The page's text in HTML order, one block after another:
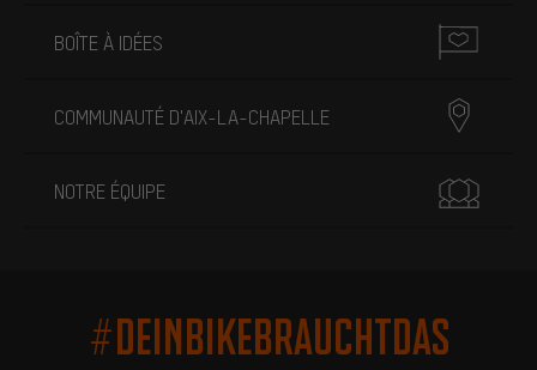
BOÎTE À IDÉES
COMMUNAUTÉ D'AIX-LA-CHAPELLE
NOTRE ÉQUIPE
#DEINBIKEBRAUCHTDAS